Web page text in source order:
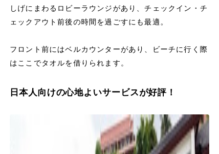
しげにまわるロビーラウンジがあり、チェックイン・チ
ェックアウト前後の時間を過ごすにも最適。
フロント前にはベルカウンターがあり、ビーチに行く際
はここでタオルを借りられます。
日本人向けの心地よいサービスが好評！